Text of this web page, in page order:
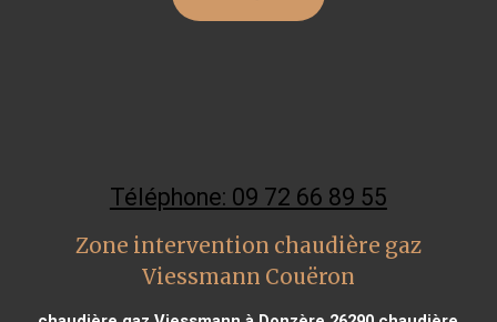
Téléphone: 09 72 66 89 55
Zone intervention chaudière gaz
Viessmann Couëron